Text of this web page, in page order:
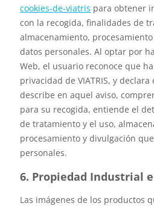
cookies-de-viatris para obtener
con la recogida, finalidades de
almacenamiento,
datos personales. Al optar por
Web, el usuario reconoce que
privacidad de VIATRIS, y
describe en aquel aviso,
para su recogida, entiende el
de tratamiento y el uso,
procesamiento y divulgación
personales.
6. Propiedad Industrial
Las imágenes de los productos